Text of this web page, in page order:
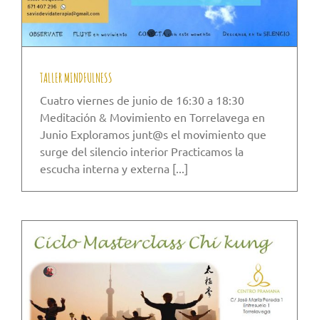
TALLER MINDFULNESS
Cuatro viernes de junio de 16:30 a 18:30
Meditación & Movimiento en Torrelavega en
Junio Exploramos junt@s el movimiento que
surge del silencio interior Practicamos la
escucha interna y externa [...]